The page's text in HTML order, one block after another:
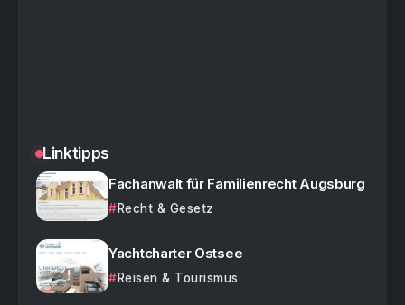
Linktipps
Fachanwalt für Familienrecht Augsburg
Recht & Gesetz
Yachtcharter Ostsee
Reisen & Tourismus